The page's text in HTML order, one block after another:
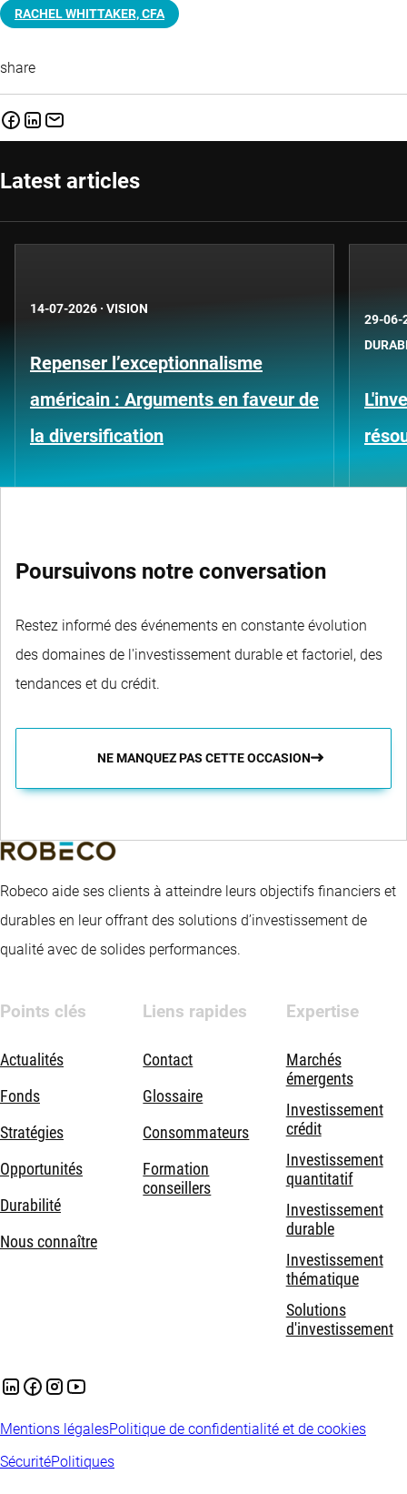
RACHEL WHITTAKER, CFA
share
Latest articles
14-07-2026 · VISION
Repenser l’exceptionnalisme
américain : Arguments en faveur de
la diversification
29-06-
Poursuivons notre conversation
Restez informé des événements en constante évolution
des domaines de l'investissement durable et factoriel, des
tendances et du crédit.
NE MANQUEZ PAS CETTE OCCASION
Robeco aide ses clients à atteindre leurs objectifs financiers et
durables en leur offrant des solutions d’investissement de
qualité avec de solides performances.
Points clés
Actualités
Fonds
Stratégies
Opportunités
Durabilité
Nous connaître
Liens rapides
Contact
Glossaire
Consommateurs
Formation
conseillers
Expertise
Marchés
émergents
Investissement
crédit
Investissement
quantitatif
Investissement
durable
Investissement
thématique
Solutions
d'investissement
Mentions légalesPolitique de confidentialité et de cookies
SécuritéPolitiques